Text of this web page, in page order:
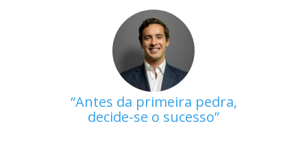
Antes da primeira pedra,
decide-se o sucesso